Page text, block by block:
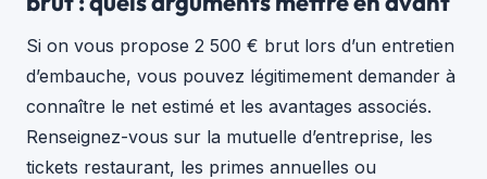
Si on vous propose 2 500 € brut lors d’un entretien
d’embauche, vous pouvez légitimement demander à
connaître le net estimé et les avantages associés.
Renseignez-vous sur la mutuelle d’entreprise, les
tickets restaurant, les primes annuelles ou